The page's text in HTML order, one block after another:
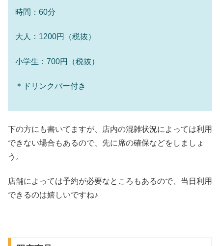
時間：60分
大人：1200円（税抜）
小学生：700円（税抜）
＊ドリンクバー付き
下の方にも書いてますが、店内の混雑状況によっては利用
できない場合もあるので、先に席の確保などをしましょ
う。
店舗によっては予約が必要なところもあるので、当日利用
できるのは嬉しいですね♪